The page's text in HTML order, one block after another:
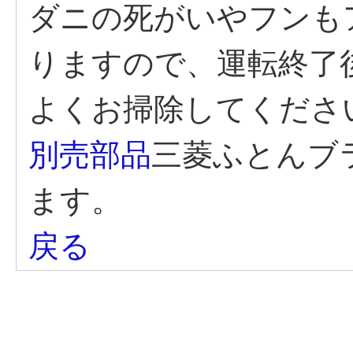
ダニの死がいやフン
りますので、運転終
よくお掃除してくだ
別売部品三菱ふとんブ
ます。
戻る